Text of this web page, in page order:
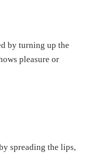
by turning up the
pleasure or
spreading the lips,